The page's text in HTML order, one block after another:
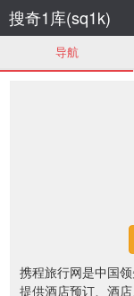
搜奇1库(sq1k)
导航
携程旅行网是中国
提供酒店预订、酒